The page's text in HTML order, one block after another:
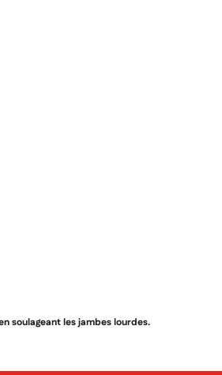
soulageant les jambes lourdes.